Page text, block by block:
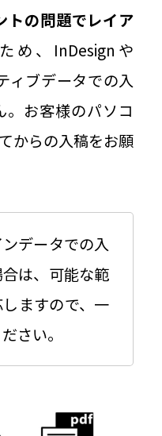
トの問題でレイア
ため、InDesignや
ィブデータでの入
。お客様のパソコ
からの入稿をお願
データでの入
は、可能な範
ますので、一
さい。